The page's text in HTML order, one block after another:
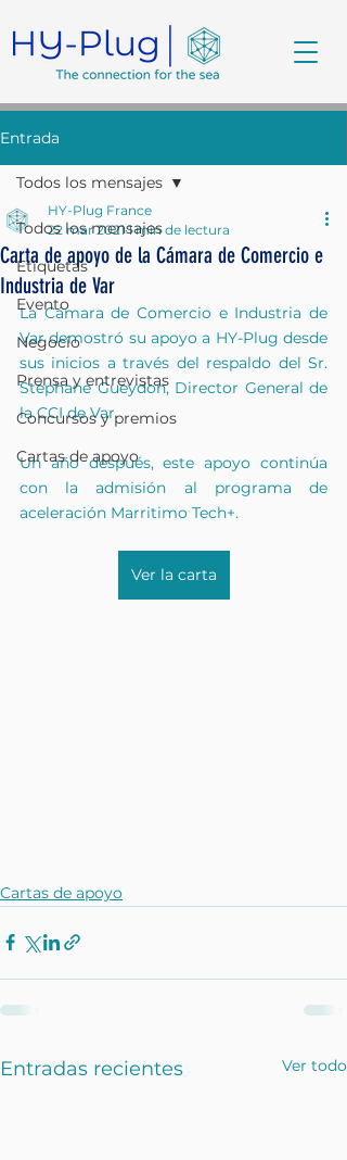
Entrada
Todos los mensajes
Etiquetas
Evento
Negocio
Prensa y entrevistas
Concursos y premios
Cartas de apoyo
Todos los mensajes
Carta de apoyo de la Cámara de Comercio e
Industria de Var
HY-Plug France
22 mar 2021 1 min de lectura
La Cámara de Comercio e Industria de
Var demostró su apoyo a HY-Plug desde
sus inicios a través del respaldo del Sr.
Stéphane Gueydon, Director General de
la CCI de Var.
Un año después, este apoyo continúa
con la admisión al programa de
aceleración Marritimo Tech+.
Ver la carta
Cartas de apoyo
Entradas recientes Ver todo